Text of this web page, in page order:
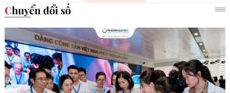
Chuyển đổi số